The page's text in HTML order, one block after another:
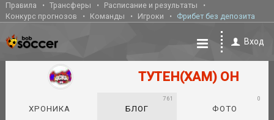
Правила Трансферы
Расписание и результаты
Конкурс прогнозов
Команды Игроки Фрибет без депозита
Вход
ТУТЕН(ХАМ) ОН
ХРОНИКА БЛОГ
761
ФОТО
0